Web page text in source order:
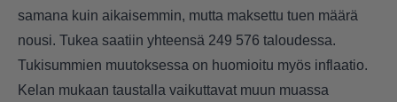
samana kuin aikaisemmin, mutta maksettu tuen määrä
nousi. Tukea saatiin yhteensä 249 576 taloudessa.
Tukisummien muutoksessa on huomioitu myös inflaatio.
Kelan mukaan taustalla vaikuttavat muun muassa